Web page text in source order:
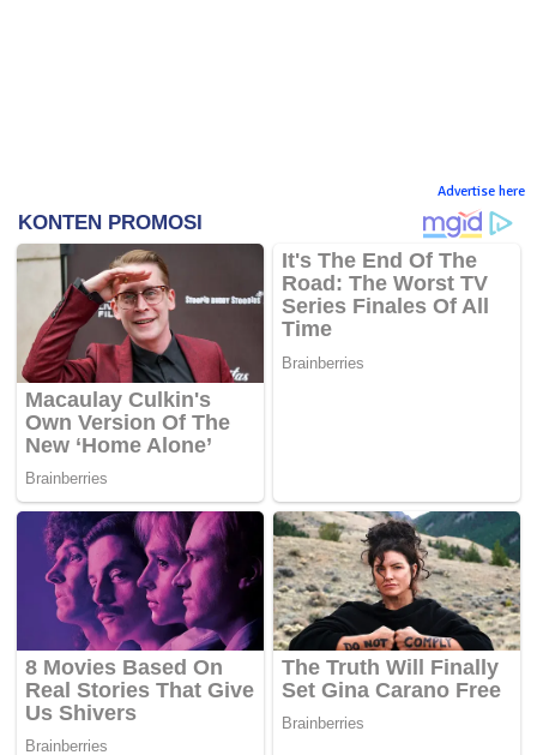
Advertise here